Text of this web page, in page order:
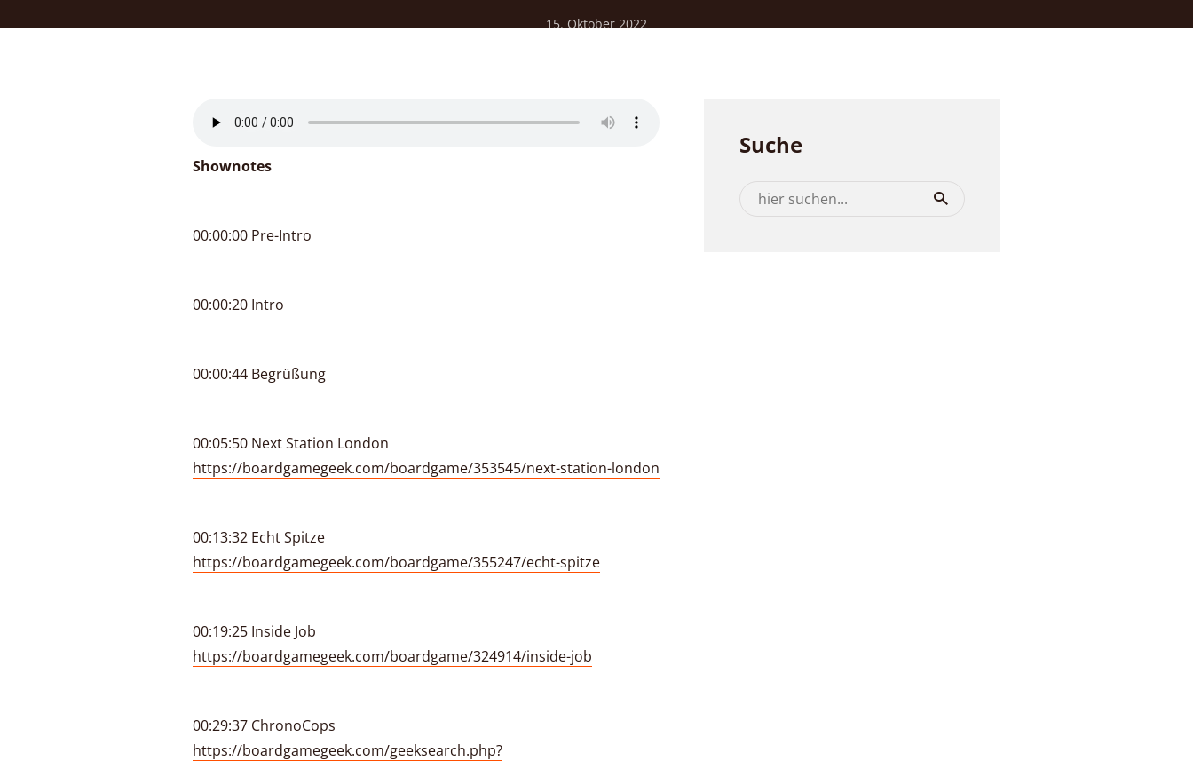
15. Oktober 2022
Shownotes
00:00:00 Pre-Intro
00:00:20 Intro
00:00:44 Begrüßung
00:05:50 Next Station London
https://boardgamegeek.com/boardgame/353545/next-station-london
00:13:32 Echt Spitze
https://boardgamegeek.com/boardgame/355247/echt-spitze
00:19:25 Inside Job
https://boardgamegeek.com/boardgame/324914/inside-job
00:29:37 ChronoCops
https://boardgamegeek.com/geeksearch.php?
Suche